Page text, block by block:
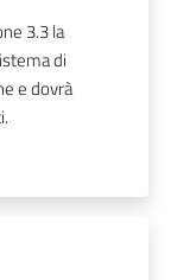
3.3 la
di
e dovrà